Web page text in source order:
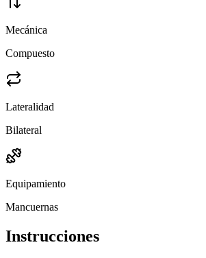
Mecánica
Compuesto
Lateralidad
Bilateral
Equipamiento
Mancuernas
Instrucciones